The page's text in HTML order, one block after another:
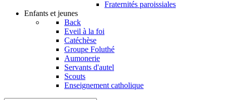
Fraternités paroissiales
Enfants et jeunes
Back
Eveil à la foi
Catéchèse
Groupe Foluthé
Aumonerie
Servants d'autel
Scouts
Enseignement catholique